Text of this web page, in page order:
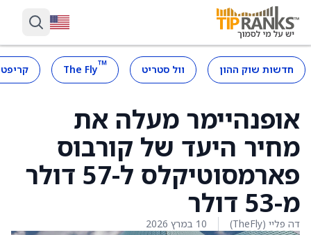
חדשות שוק ההון וול סטריט ™
The Fly
אופנהיימר מעלה את
מחיר היעד של קורבוס
פארמסוטיקלס ל-57 דולר
מ-53 דולר
דה פליי (TheFly) 10 במרץ 2026